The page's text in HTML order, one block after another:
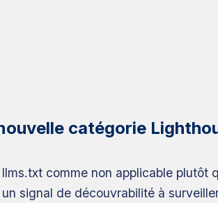
catégorie
comme non applicable
signal de découvrabilité à